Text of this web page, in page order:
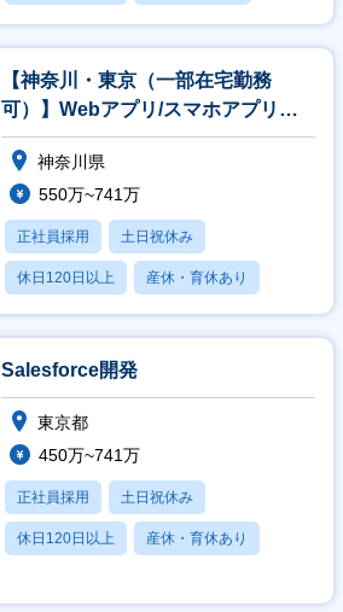
産休・育休あり
【神奈川・東京（一部在宅勤務
可）】Webアプリ/スマホアプリ開
発エンジニア
神奈川県
550万~741万
正社員採用 土日祝休み
休日120日以上 産休・育休あり
月残業20時間以内
Salesforce開発
東京都
450万~741万
正社員採用 土日祝休み
休日120日以上 産休・育休あり